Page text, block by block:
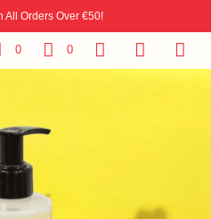
All Orders Over €50!
0 0